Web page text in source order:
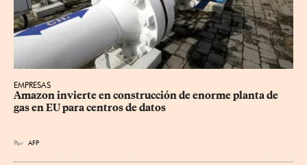
EMPRESAS
Amazon invierte en construcción de enorme planta de
gas en EU para centros de datos
Por AFP